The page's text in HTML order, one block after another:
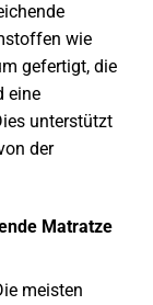
wie
gefertigt, die
eine
unterstützt
der
Matratze
meisten